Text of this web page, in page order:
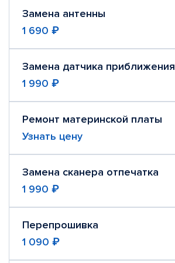
Замена антенны
1 690 ₽
Замена датчика приближения
1 990 ₽
Ремонт материнской платы
Узнать цену
Замена сканера отпечатка
1 990 ₽
Перепрошивка
1 090 ₽